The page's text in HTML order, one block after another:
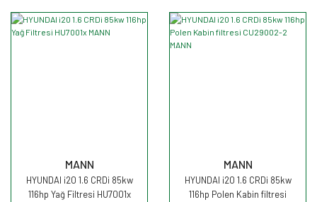
MANN
HYUNDAI i20 1.6 CRDi 85kw
116hp Yağ Filtresi HU7001x
MANN
HYUNDAI i20 1.6 CRDi 85kw
116hp Polen Kabin filtresi